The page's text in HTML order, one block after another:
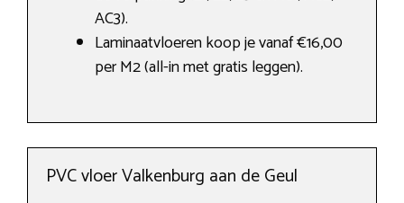
AC3).
Laminaatvloeren koop je vanaf €16,00
per M2 (all-in met gratis leggen).
PVC vloer Valkenburg aan de Geul